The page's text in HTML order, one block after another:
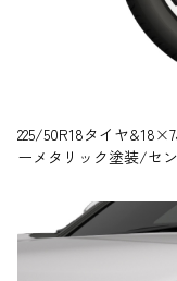
225/50R18タイヤ
ーメタリック塗装/セ